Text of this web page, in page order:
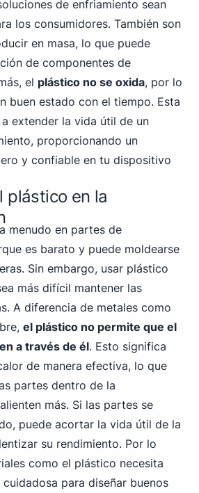
de enfriamiento sean
los consumidores. También son
en masa, lo que puede
de componentes de
el plástico no se oxida, por lo
buen estado con el tiempo. Esta
extender la vida útil de un
proporcionando un
y confiable en tu dispositivo
plástico en la
menudo en partes de
es barato y puede moldearse
Sin embargo, usar plástico
más difícil mantener las
A diferencia de metales como
el plástico no permite que el
a través de él. Esto significa
de manera efectiva, lo que
partes dentro de la
más. Si las partes se
puede acortar la vida útil de la
su rendimiento. Por lo
como el plástico necesita
para diseñar buenos